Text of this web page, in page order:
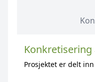
Prosjektet er delt